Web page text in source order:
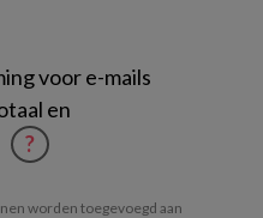
voor e-mails
en
?
worden toegevoegd aan